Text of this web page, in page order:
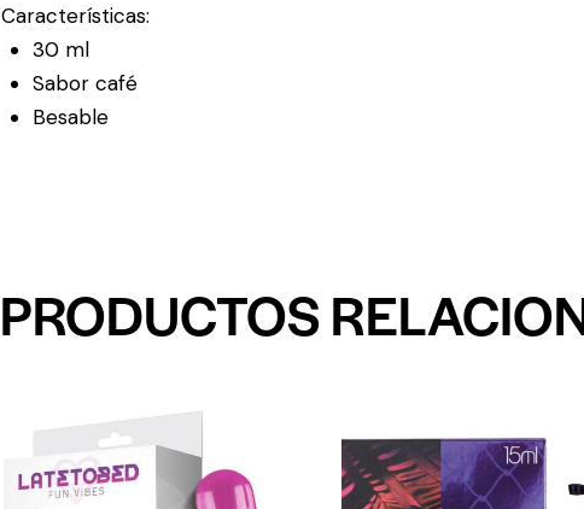
Características:
30 ml
Sabor café
Besable
PRODUCTOS